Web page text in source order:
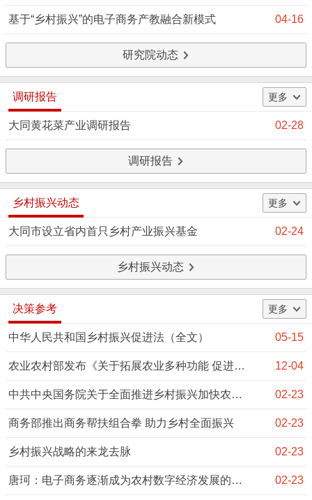
基于“乡村振兴”的电子商务产教融合新模式 04-16
研究院动态
调研报告 更多
大同黄花菜产业调研报告 02-28
调研报告
乡村振兴动态 更多
大同市设立省内首只乡村产业振兴基金 02-24
乡村振兴动态
决策参考 更多
中华人民共和国乡村振兴促进法（全文） 05-15
农业农村部发布《关于拓展农业多种功能 促进乡村产业高质量发展的指导意见》 12-04
中共中央国务院关于全面推进乡村振兴加快农业农村现代化的意见 02-23
商务部推出商务帮扶组合拳 助力乡村全面振兴 02-23
乡村振兴战略的来龙去脉 02-23
唐珂：电子商务逐渐成为农村数字经济发展的热点！ 02-23